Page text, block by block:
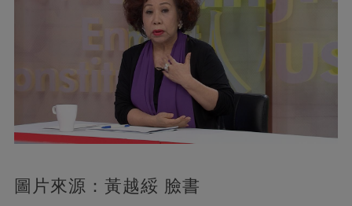
圖片來源：黃越綏 臉書